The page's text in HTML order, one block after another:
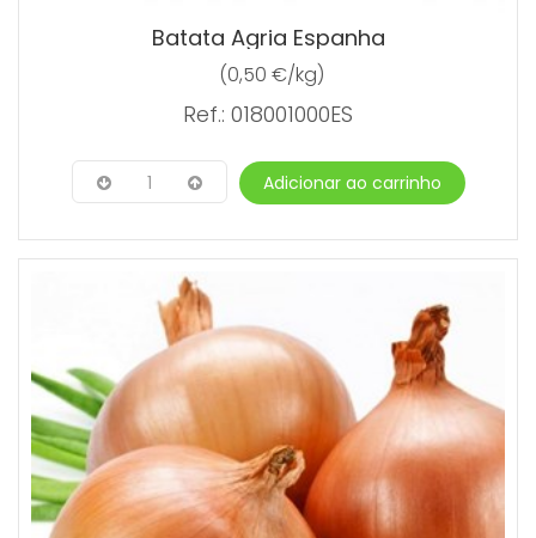
Batata Agria Espanha
(0,50 €/kg)
Ref.: 018001000ES
1 Adicionar ao carrinho